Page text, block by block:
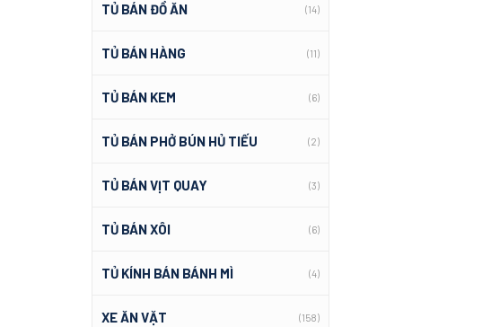
TỦ BÁN ĐỒ ĂN (14)
TỦ BÁN HÀNG (11)
TỦ BÁN KEM (6)
TỦ BÁN PHỞ BÚN HỦ TIẾU (2)
TỦ BÁN VỊT QUAY (3)
TỦ BÁN XÔI (6)
TỦ KÍNH BÁN BÁNH MÌ (4)
XE ĂN VẶT (158)